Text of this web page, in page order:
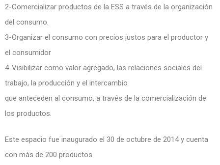
2-Comercializar productos de la ESS a través de la organización
del consumo.
3-Organizar el consumo con precios justos para el productor y
el consumidor
4-Visibilizar como valor agregado, las relaciones sociales del
trabajo, la producción y el intercambio
que anteceden al consumo, a través de la comercialización de
los productos.
Este espacio fue inaugurado el 30 de octubre de 2014 y cuenta
con más de 200 productos